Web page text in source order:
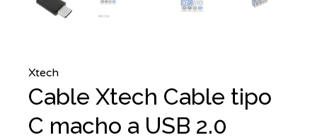
Xtech
Cable Xtech Cable tipo
C macho a USB 2.0